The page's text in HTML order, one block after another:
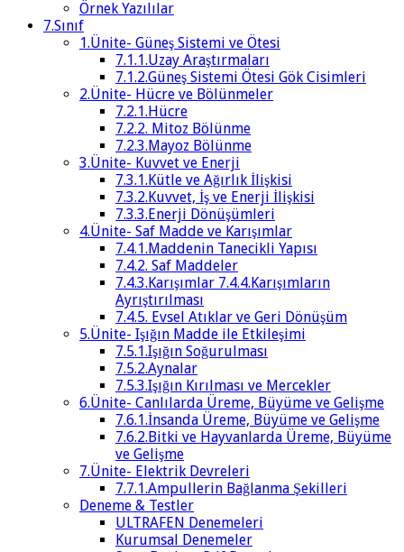
Örnek Yazılılar
7.Sınıf
1.Ünite- Güneş Sistemi ve Ötesi
7.1.1.Uzay Araştırmaları
7.1.2.Güneş Sistemi Ötesi Gök Cisimleri
2.Ünite- Hücre ve Bölünmeler
7.2.1.Hücre
7.2.2. Mitoz Bölünme
7.2.3.Mayoz Bölünme
3.Ünite- Kuvvet ve Enerji
7.3.1.Kütle ve Ağırlık İlişkisi
7.3.2.Kuvvet, İş ve Enerji İlişkisi
7.3.3.Enerji Dönüşümleri
4.Ünite- Saf Madde ve Karışımlar
7.4.1.Maddenin Tanecikli Yapısı
7.4.2. Saf Maddeler
7.4.3.Karışımlar 7.4.4.Karışımların
Ayrıştırılması
7.4.5. Evsel Atıklar ve Geri Dönüşüm
5.Ünite- Işığın Madde ile Etkileşimi
7.5.1.Işığın Soğurulması
7.5.2.Aynalar
7.5.3.Işığın Kırılması ve Mercekler
6.Ünite- Canlılarda Üreme, Büyüme ve Gelişme
7.6.1.İnsanda Üreme, Büyüme ve Gelişme
7.6.2.Bitki ve Hayvanlarda Üreme, Büyüme
ve Gelişme
7.Ünite- Elektrik Devreleri
7.7.1.Ampullerin Bağlanma Şekilleri
Deneme & Testler
ULTRAFEN Denemeleri
Kurumsal Denemeler